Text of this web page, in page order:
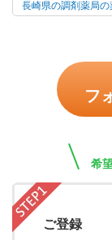
長崎県の調剤薬局の
フ
希
ご登録